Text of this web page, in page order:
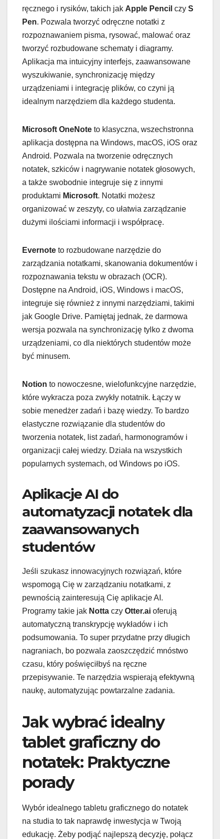
ręcznego i rysików, takich jak Apple Pencil czy S
Pen. Pozwala tworzyć odręczne notatki z
rozpoznawaniem pisma, rysować, malować oraz
tworzyć rozbudowane schematy i diagramy.
Aplikacja ma intuicyjny interfejs, zaawansowane
wyszukiwanie, synchronizację między
urządzeniami i integrację plików, co czyni ją
idealnym narzędziem dla każdego studenta.
Microsoft OneNote to klasyczna, wszechstronna
aplikacja dostępna na Windows, macOS, iOS oraz
Android. Pozwala na tworzenie odręcznych
notatek, szkiców i nagrywanie notatek głosowych,
a także swobodnie integruje się z innymi
produktami Microsoft. Notatki możesz
organizować w zeszyty, co ułatwia zarządzanie
dużymi ilościami informacji i współpracę.
Evernote to rozbudowane narzędzie do
zarządzania notatkami, skanowania dokumentów i
rozpoznawania tekstu w obrazach (OCR).
Dostępne na Android, iOS, Windows i macOS,
integruje się również z innymi narzędziami, takimi
jak Google Drive. Pamiętaj jednak, że darmowa
wersja pozwala na synchronizację tylko z dwoma
urządzeniami, co dla niektórych studentów może
być minusem.
Notion to nowoczesne, wielofunkcyjne narzędzie,
które wykracza poza zwykły notatnik. Łączy w
sobie menedżer zadań i bazę wiedzy. To bardzo
elastyczne rozwiązanie dla studentów do
tworzenia notatek, list zadań, harmonogramów i
organizacji całej wiedzy. Działa na wszystkich
popularnych systemach, od Windows po iOS.
Aplikacje AI do
automatyzacji notatek dla
zaawansowanych
studentów
Jeśli szukasz innowacyjnych rozwiązań, które
wspomogą Cię w zarządzaniu notatkami, z
pewnością zainteresują Cię aplikacje AI.
Programy takie jak Notta czy Otter.ai oferują
automatyczną transkrypcję wykładów i ich
podsumowania. To super przydatne przy długich
nagraniach, bo pozwala zaoszczędzić mnóstwo
czasu, który poświęciłbyś na ręczne
przepisywanie. Te narzędzia wspierają efektywną
naukę, automatyzując powtarzalne zadania.
Jak wybrać idealny
tablet graficzny do
notatek: Praktyczne
porady
Wybór idealnego tabletu graficznego do notatek
na studia to tak naprawdę inwestycja w Twoją
edukację. Żeby podjąć najlepszą decyzję, połącz